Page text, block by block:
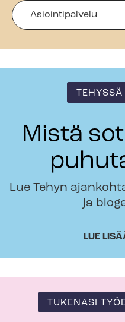
Asiointipalvelu
TEHYSSÄ
Mistä
Lue Tehyn
ja
LUE
TUKENASI